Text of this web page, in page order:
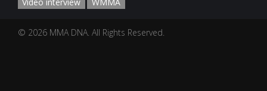
© 2026 MMA DNA. All Rights Reserved.